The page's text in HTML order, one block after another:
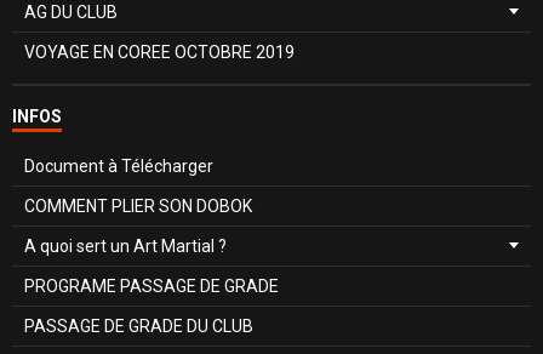
AG DU CLUB
VOYAGE EN COREE OCTOBRE 2019
INFOS
Document à Télécharger
COMMENT PLIER SON DOBOK
A quoi sert un Art Martial ?
PROGRAME PASSAGE DE GRADE
PASSAGE DE GRADE DU CLUB